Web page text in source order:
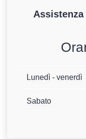
Assistenza
Lunedì - venerdì
Sabato